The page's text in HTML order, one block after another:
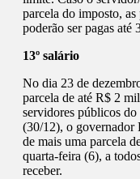
parcela do imposto,
poderão ser pagas até
13º salário
No dia 23 de
parcela de até R$ 2
servidores públicos
(30/12), o governador
de mais uma parcela
quarta-feira (6), a
receber.